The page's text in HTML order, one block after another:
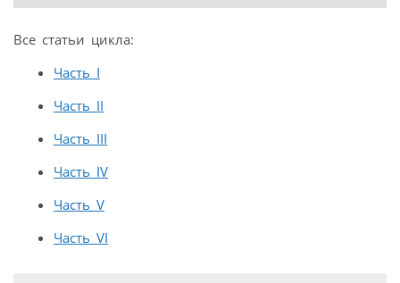
Все статьи цикла:
Часть I
Часть II
Часть III
Часть IV
Часть V
Часть VI